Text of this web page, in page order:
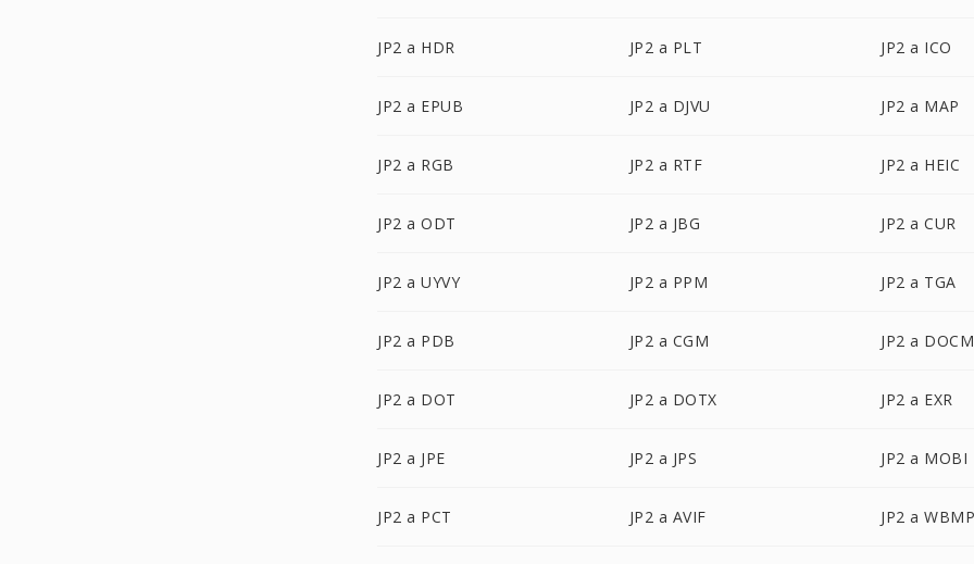
JP2 a HDR JP2 a PLT JP2 a ICO
JP2 a EPUB JP2 a DJVU JP2 a MAP
JP2 a RGB JP2 a RTF JP2 a HEIC
JP2 a ODT JP2 a JBG JP2 a CUR
JP2 a UYVY JP2 a PPM JP2 a TGA
JP2 a PDB JP2 a CGM JP2 a DOCM
JP2 a DOT JP2 a DOTX JP2 a EXR
JP2 a JPE JP2 a JPS JP2 a MOBI
JP2 a PCT JP2 a AVIF JP2 a